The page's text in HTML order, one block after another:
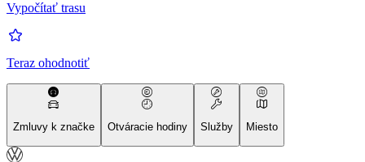
Vypočítať trasu
Teraz ohodnotiť
Zmluvy k značke Otváracie hodiny Služby Miesto